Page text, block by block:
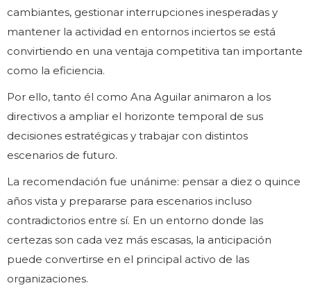
cambiantes, gestionar interrupciones inesperadas y
mantener la actividad en entornos inciertos se está
convirtiendo en una ventaja competitiva tan importante
como la eficiencia.
Por ello, tanto él como Ana Aguilar animaron a los
directivos a ampliar el horizonte temporal de sus
decisiones estratégicas y trabajar con distintos
escenarios de futuro.
La recomendación fue unánime: pensar a diez o quince
años vista y prepararse para escenarios incluso
contradictorios entre sí. En un entorno donde las
certezas son cada vez más escasas, la anticipación
puede convertirse en el principal activo de las
organizaciones.